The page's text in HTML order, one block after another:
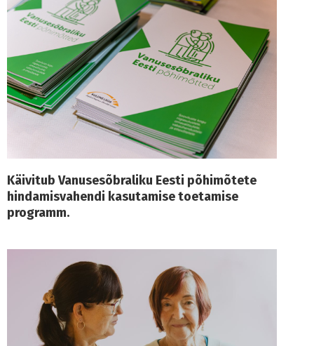
Käivitub Vanusesõbraliku Eesti põhimõtete
hindamisvahendi kasutamise toetamise
programm.